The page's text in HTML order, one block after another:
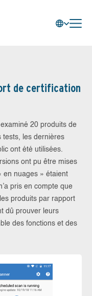
de certification
20 produits de
tests, les dernières
ont été utilisées.
ont pu être mises
en nuages » étaient
pris en compte que
produits par rapport
dû prouver leurs
des fonctions et des